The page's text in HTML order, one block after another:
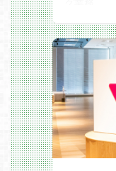
活かして
経営陣な
改善や新
られます
発の視点
キャリア
今後組織拡
いくため、
ポジション
があります
責任者とい
いくこと
▼会社説明
・新規開
ン業務（
等）
Happy
プロジェ
イナーを
他のゲー
一緒に作
「面白い
方、「新し
感じている
ます。
※こちらの
ジェクト